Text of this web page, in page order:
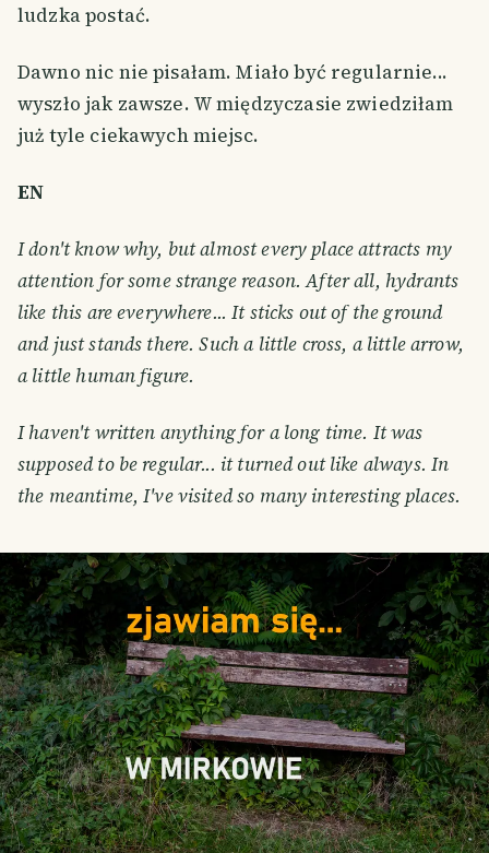
ludzka postać.
Dawno nic nie pisałam. Miało być regularnie...
wyszło jak zawsze. W międzyczasie zwiedziłam
już tyle ciekawych miejsc.
EN
I don't know why, but almost every place attracts my
attention for some strange reason. After all, hydrants
like this are everywhere... It sticks out of the ground
and just stands there. Such a little cross, a little arrow,
a little human figure.
I haven't written anything for a long time. It was
supposed to be regular... it turned out like always. In
the meantime, I've visited so many interesting places.